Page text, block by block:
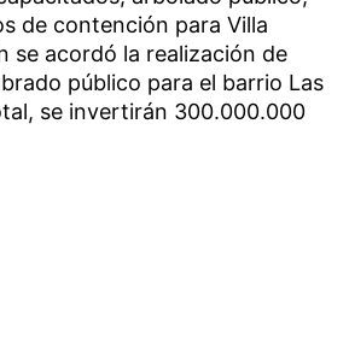
de contención para Villa
se acordó la realización de
público para el barrio Las
se invertirán 300.000.000